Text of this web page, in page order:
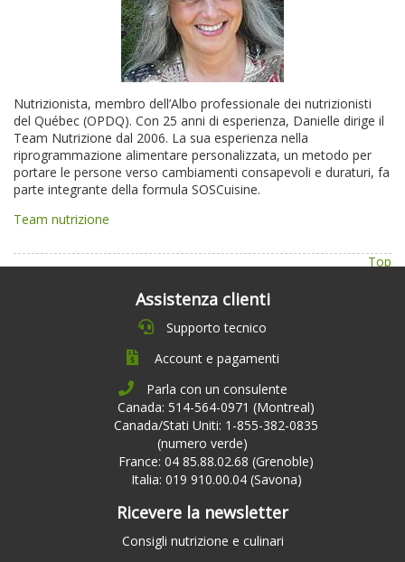
Nutrizionista, membro dell’Albo professionale dei nutrizionisti
del Québec (OPDQ). Con 25 anni di esperienza, Danielle dirige il
Team Nutrizione dal 2006. La sua esperienza nella
riprogrammazione alimentare personalizzata, un metodo per
portare le persone verso cambiamenti consapevoli e duraturi, fa
parte integrante della formula SOSCuisine.
Team nutrizione
Top
Assistenza clienti
Supporto tecnico
Account e pagamenti
Parla con un consulente
Canada: 514-564-0971 (Montreal)
Canada/Stati Uniti: 1-855-382-0835
(numero verde)
France: 04 85.88.02.68 (Grenoble)
Italia: 019 910.00.04 (Savona)
Ricevere la newsletter
Consigli nutrizione e culinari